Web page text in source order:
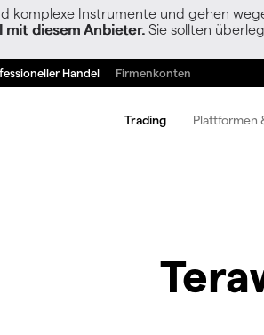
komplexe Instrumente und gehen
mit diesem Anbieter. Sie sollten
Handel Firmenkonten
Trading Plattformen